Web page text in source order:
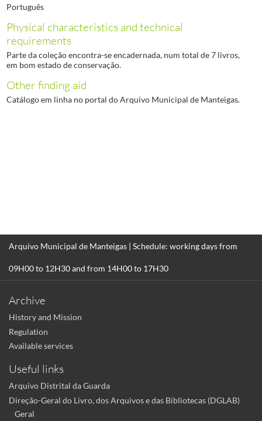
Português
Physical characteristics and technical
requirements
Parte da coleção encontra-se encadernada, num total de 7 livros,
em bom estado de conservação.
Other finding aid
Catálogo em linha no portal do Arquivo Municipal de Manteigas.
Arquivo Municipal de Manteigas | Schedule: working days from
09H00 to 12H30 and from 14H00 to 17H30
Archive
History and Mission
Regulation
Available services
Useful links
Arquivo Distrital da Guarda
Direção-Geral do Livro, dos Arquivos e das Bibliotecas (DGLAB)
Geral